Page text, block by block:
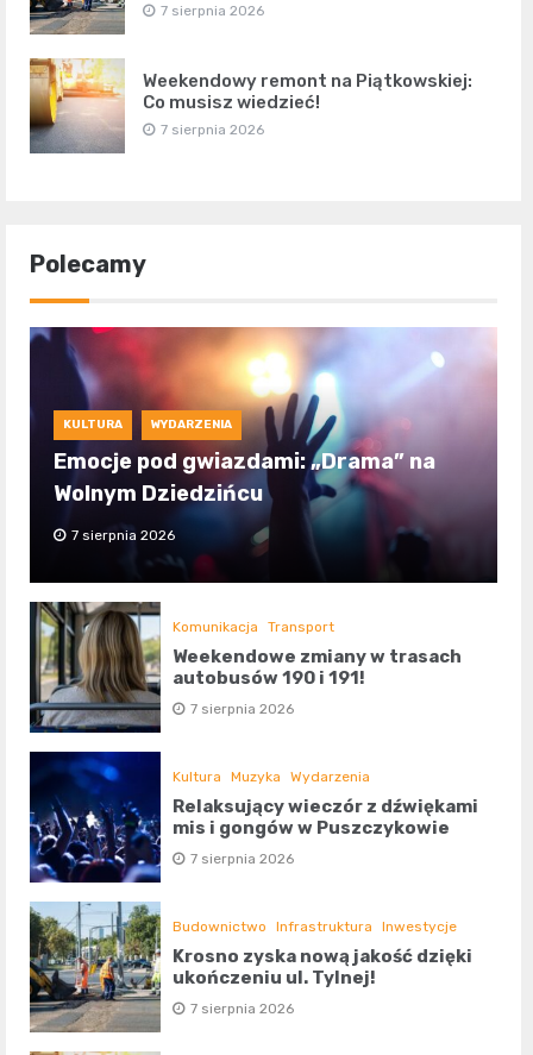
7 sierpnia 2026
Weekendowy remont na Piątkowskiej:
Co musisz wiedzieć!
7 sierpnia 2026
Polecamy
KULTURA WYDARZENIA
Emocje pod gwiazdami: „Drama” na
Wolnym Dziedzińcu
7 sierpnia 2026
Komunikacja Transport
Weekendowe zmiany w trasach
autobusów 190 i 191!
7 sierpnia 2026
Kultura Muzyka Wydarzenia
Relaksujący wieczór z dźwiękami
mis i gongów w Puszczykowie
7 sierpnia 2026
Budownictwo Infrastruktura Inwestycje
Krosno zyska nową jakość dzięki
ukończeniu ul. Tylnej!
7 sierpnia 2026